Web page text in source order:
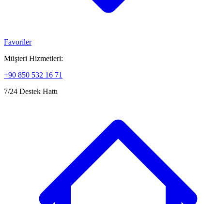
Favoriler
Müşteri Hizmetleri:
+90 850 532 16 71
7/24 Destek Hattı